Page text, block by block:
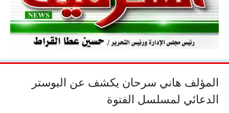
المؤلف هاني سرحان يكشف عن البوستر
الدعائي لمسلسل الفتوة